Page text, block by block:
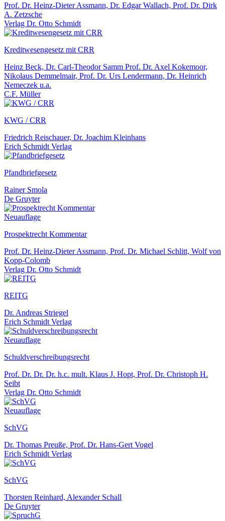
Prof. Dr. Heinz-Dieter Assmann, Dr. Edgar Wallach, Prof. Dr. Dirk
A. Zetzsche
Verlag Dr. Otto Schmidt
Kreditwesengesetz mit CRR
Heinz Beck, Dr. Carl-Theodor Samm Prof. Dr. Axel Kokemoor,
Nikolaus Demmelmair, Prof. Dr. Urs Lendermann, Dr. Heinrich
Nemeczek u.a.
C.F. Müller
KWG / CRR
Friedrich Reischauer, Dr. Joachim Kleinhans
Erich Schmidt Verlag
Pfandbriefgesetz
Rainer Smola
De Gruyter
Neuauflage
Prospektrecht Kommentar
Prof. Dr. Heinz-Dieter Assmann, Prof. Dr. Michael Schlitt, Wolf von
Kopp-Colomb
Verlag Dr. Otto Schmidt
REITG
Dr. Andreas Striegel
Erich Schmidt Verlag
Neuauflage
Schuldverschreibungsrecht
Prof. Dr. Dr. Dr. h.c. mult. Klaus J. Hopt, Prof. Dr. Christoph H.
Seibt
Verlag Dr. Otto Schmidt
Neuauflage
SchVG
Dr. Thomas Preuße, Prof. Dr. Hans-Gert Vogel
Erich Schmidt Verlag
SchVG
Thorsten Reinhard, Alexander Schall
De Gruyter